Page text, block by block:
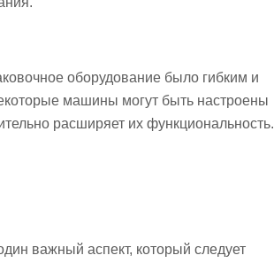
оборудование было гибким и
машины могут быть настроены
расширяет их функциональность.
важный аспект, который следует